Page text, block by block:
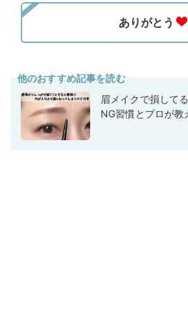
他のおすすめ記事を読む
眉メイクで損して
NG習慣とプロが